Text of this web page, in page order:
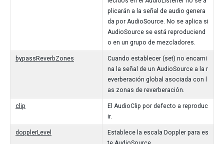
plicarán a la señal de audio genera
da por AudioSource. No se aplica si
AudioSource se está reproduciend
o en un grupo de mezcladores.
bypassReverbZones
Cuando establecer (set) no encami
na la señal de un AudioSource a la r
everberación global asociada con l
as zonas de reverberación.
clip
El AudioClip por defecto a reproduc
ir.
dopplerLevel
Establece la escala Doppler para es